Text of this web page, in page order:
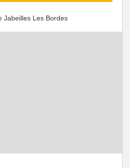
Jabeilles Les Bordes